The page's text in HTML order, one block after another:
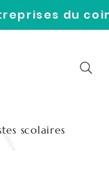
du
scolaires